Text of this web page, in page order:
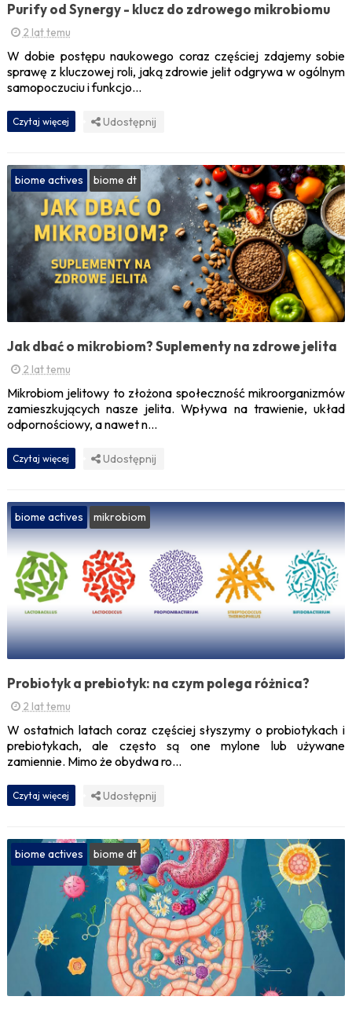
Purify od Synergy - klucz do zdrowego mikrobiomu
2 lat temu
W dobie postępu naukowego coraz częściej zdajemy sobie
sprawę z kluczowej roli, jaką zdrowie jelit odgrywa w ogólnym
samopoczuciu i funkcjo...
Czytaj więcej Udostępnij
biome actives biome dt
Jak dbać o mikrobiom? Suplementy na zdrowe jelita
2 lat temu
Mikrobiom jelitowy to złożona społeczność mikroorganizmów
zamieszkujących nasze jelita. Wpływa na trawienie, układ
odpornościowy, a nawet n...
Czytaj więcej Udostępnij
biome actives mikrobiom
Probiotyk a prebiotyk: na czym polega różnica?
2 lat temu
W ostatnich latach coraz częściej słyszymy o probiotykach i
prebiotykach, ale często są one mylone lub używane
zamiennie. Mimo że obydwa ro...
Czytaj więcej Udostępnij
biome actives biome dt